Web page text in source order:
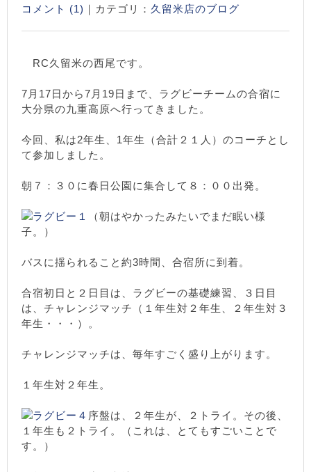
コメント (1) ｜カテゴリ： 久留米店のブログ
RC久留米の西尾です。
7月17日から7月19日まで、ラグビーチームの合宿に
大分県の九重高原へ行ってきました。
今回、私は2年生、1年生（合計２１人）のコーチとし
て参加しました。
朝７：３０に春日公園に集合して８：００出発。
（朝はやかったみたいでまだ眠い様
子。）
バスに揺られること約3時間、合宿所に到着。
合宿初日と２日目は、ラグビーの基礎練習、３日目
は、チャレンジマッチ（１年生対２年生、２年生対３
年生・・・）。
チャレンジマッチは、毎年すごく盛り上がります。
１年生対２年生。
序盤は、２年生が、２トライ。その後、
１年生も２トライ。（これは、とてもすごいことで
す。）